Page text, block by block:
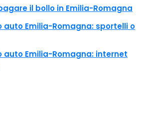
il bollo in Emilia-Romagna
auto Emilia-Romagna: sportelli o
auto Emilia-Romagna: internet